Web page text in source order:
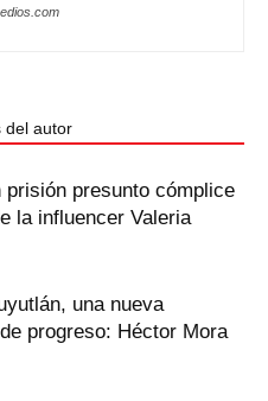
del autor
prisión presunto cómplice
la influencer Valeria
una nueva
progreso: Héctor Mora